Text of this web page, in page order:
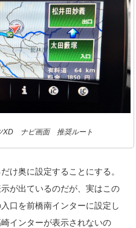
XD ナビ画面 推奨ルート
け奥に設定することにする。
が出ているのだが、実はこの
口を前橋南インターに設定し
インターが表示されないの